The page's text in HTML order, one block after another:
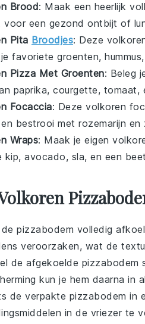
Brood: Maak een heerlijk
voor een gezond ontbijt of
Pita Broodjes: Deze
favoriete groenten, hummus
Pizza Met Groenten: Beleg
paprika, courgette, tomaat,
Focaccia: Deze volkoren
en bestrooi met rozemarijn en
Wraps: Maak je eigen
kip, avocado, sla, en een
pizzabodem volledig
veroorzaken, wat de
de afgekoelde pizzabodem
kun je hem daarna in
de verpakte pizzabodem in
in de vriezer te